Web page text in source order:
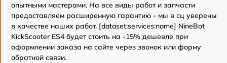
опытными мастерами. На все виды работ и запчасти
предоставляем расширенную гарантию - мы в сц уверены
в качестве наших работ. [dataset:services:name] NineBot
KickScooter ES4 будет стоить на -15% дешевле при
оформлении заказа на сайте через звонок или форму
обратной связи.